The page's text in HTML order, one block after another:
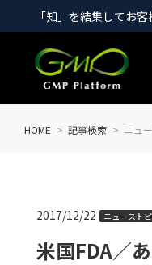
「知」を結集してお
HOME 記事検索 ニュ
米国FDA／
2017/12/22 ニュースト